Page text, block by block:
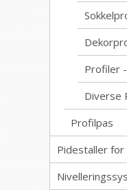
Profiler
Diverse
Profilpas
Pidestaller